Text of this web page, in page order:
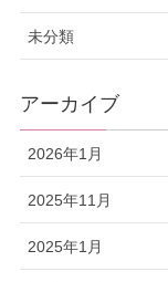
未分類
アーカイブ
2026年1月
2025年11月
2025年1月